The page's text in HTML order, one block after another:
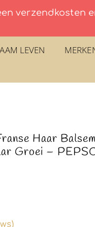
verzendkosten
LEVEN
Haar
Groei –